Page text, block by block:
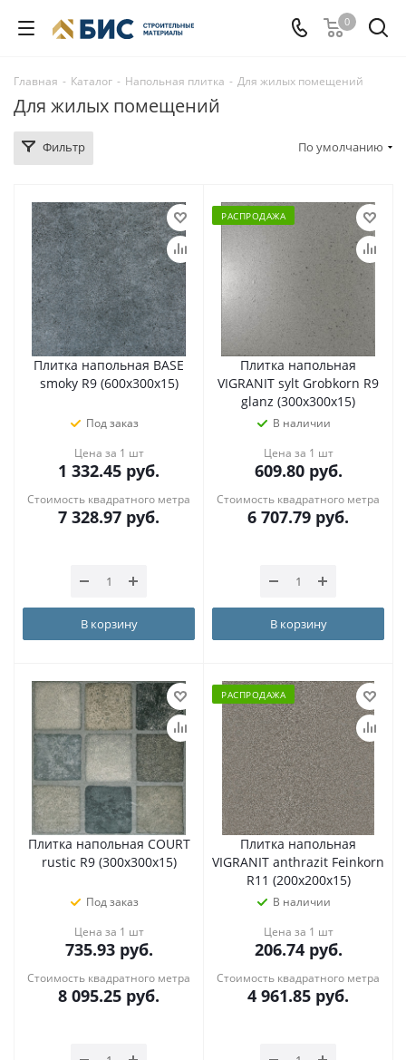
0
Главная - Каталог - Напольная плитка - Для жилых помещений
Для жилых помещений
Фильтр По умолчанию
Плитка напольная BASE
smoky R9 (600х300х15)
Под заказ
Цена за 1 шт
1 332.45 руб.
Стоимость квадратного метра
7 328.97 руб.
В корзину
РАСПРОДАЖА
Плитка напольная
VIGRANIT sylt Grobkorn R9
glanz (300х300х15)
В наличии
Цена за 1 шт
609.80руб.
Стоимость квадратного метра
6 707.79 руб.
В корзину
Плитка напольная COURT
rustic R9 (300х300х15)
Под заказ
Цена за 1 шт
735.93руб.
Стоимость квадратного метра
8 095.25 руб.
РАСПРОДАЖА
Плитка напольная
VIGRANIT anthrazit Feinkorn
R11 (200х200х15)
В наличии
Цена за 1 шт
206.74руб.
Стоимость квадратного метра
4 961.85 руб.